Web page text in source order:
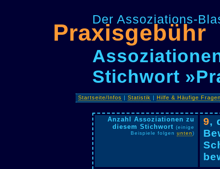
Der Assoziations-
Praxisgebühr
Stichwort
Startseite/Infos |Statistik |Hilfe & Häufige
Anzahl Assoziationen zu
diesem Stichwort (einige
Beispiele folgen unten)
9,